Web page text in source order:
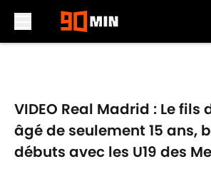
VIDEO Real Madrid : Le fils
âgé de seulement 15 ans,
débuts avec les U19 des